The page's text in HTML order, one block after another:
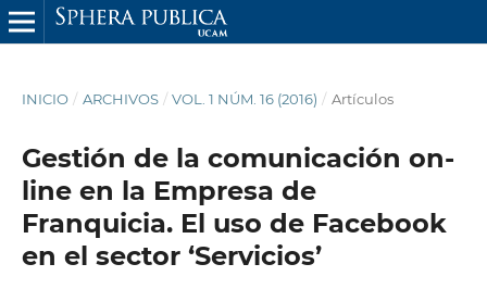
INICIO / ARCHIVOS / VOL. 1 NÚM. 16 (2016) / Artículos
Gestión de la comunicación on-
line en la Empresa de
Franquicia. El uso de Facebook
en el sector ‘Servicios’